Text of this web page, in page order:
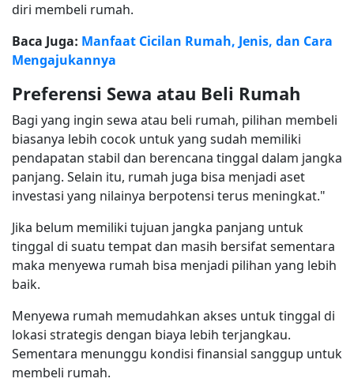
diri membeli rumah.
Baca Juga: Manfaat Cicilan Rumah, Jenis, dan Cara
Mengajukannya
Preferensi Sewa atau Beli Rumah
Bagi yang ingin sewa atau beli rumah, pilihan membeli
biasanya lebih cocok untuk yang sudah memiliki
pendapatan stabil dan berencana tinggal dalam jangka
panjang. Selain itu, rumah juga bisa menjadi aset
investasi yang nilainya berpotensi terus meningkat."
Jika belum memiliki tujuan jangka panjang untuk
tinggal di suatu tempat dan masih bersifat sementara
maka menyewa rumah bisa menjadi pilihan yang lebih
baik.
Menyewa rumah memudahkan akses untuk tinggal di
lokasi strategis dengan biaya lebih terjangkau.
Sementara menunggu kondisi finansial sanggup untuk
membeli rumah.